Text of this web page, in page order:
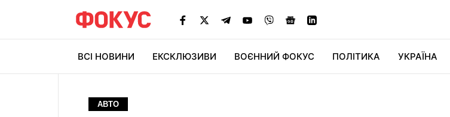
ВСІ НОВИНИ ЕКСКЛЮЗИВИ ВОЄННИЙ ФОКУС ПОЛІТИКА УКРАЇНА
АВТО